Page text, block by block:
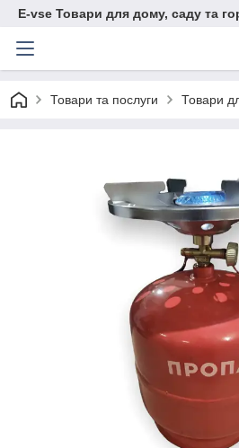
E-vse Товари для дому, саду та
Товари та послуги Товари